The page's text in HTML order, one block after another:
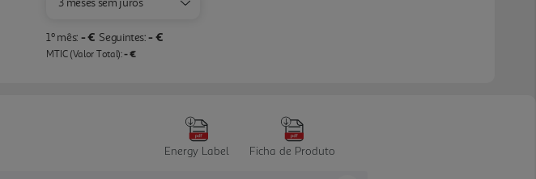
1º mês: - € Seguintes: - €
MTIC (Valor Total):- €
Energy Label Ficha de Produto